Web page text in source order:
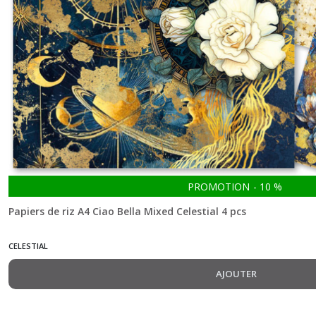
PROMOTION - 10 %
Papiers de riz A4 Ciao Bella Mixed Celestial 4 pcs
CELESTIAL
AJOUTER
(4)
Flower
Shop
(5)
Forest
Tales
(8)
(3)
The